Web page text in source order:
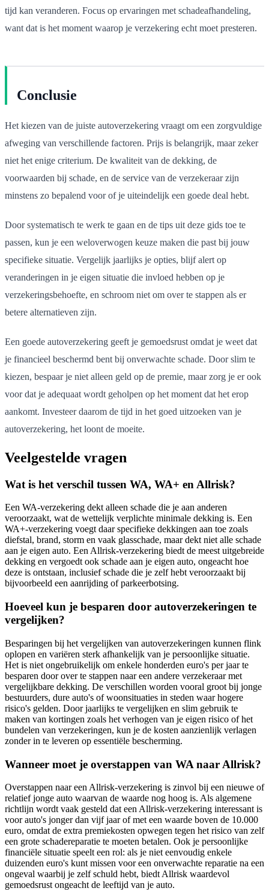
tijd kan veranderen. Focus op ervaringen met schadeafhandeling,
want dat is het moment waarop je verzekering echt moet presteren.
Conclusie
Het kiezen van de juiste autoverzekering vraagt om een zorgvuldige
afweging van verschillende factoren. Prijs is belangrijk, maar zeker
niet het enige criterium. De kwaliteit van de dekking, de
voorwaarden bij schade, en de service van de verzekeraar zijn
minstens zo bepalend voor of je uiteindelijk een goede deal hebt.
Door systematisch te werk te gaan en de tips uit deze gids toe te
passen, kun je een weloverwogen keuze maken die past bij jouw
specifieke situatie. Vergelijk jaarlijks je opties, blijf alert op
veranderingen in je eigen situatie die invloed hebben op je
verzekeringsbehoefte, en schroom niet om over te stappen als er
betere alternatieven zijn.
Een goede autoverzekering geeft je gemoedsrust omdat je weet dat
je financieel beschermd bent bij onverwachte schade. Door slim te
kiezen, bespaar je niet alleen geld op de premie, maar zorg je er ook
voor dat je adequaat wordt geholpen op het moment dat het erop
aankomt. Investeer daarom de tijd in het goed uitzoeken van je
autoverzekering, het loont de moeite.
Veelgestelde vragen
Wat is het verschil tussen WA, WA+ en Allrisk?
Een WA-verzekering dekt alleen schade die je aan anderen
veroorzaakt, wat de wettelijk verplichte minimale dekking is. Een
WA+-verzekering voegt daar specifieke dekkingen aan toe zoals
diefstal, brand, storm en vaak glasschade, maar dekt niet alle schade
aan je eigen auto. Een Allrisk-verzekering biedt de meest uitgebreide
dekking en vergoedt ook schade aan je eigen auto, ongeacht hoe
deze is ontstaan, inclusief schade die je zelf hebt veroorzaakt bij
bijvoorbeeld een aanrijding of parkeerbotsing.
Hoeveel kun je besparen door autoverzekeringen te
vergelijken?
Besparingen bij het vergelijken van autoverzekeringen kunnen flink
oplopen en variëren sterk afhankelijk van je persoonlijke situatie.
Het is niet ongebruikelijk om enkele honderden euro's per jaar te
besparen door over te stappen naar een andere verzekeraar met
vergelijkbare dekking. De verschillen worden vooral groot bij jonge
bestuurders, dure auto's of woonsituaties in steden waar hogere
risico's gelden. Door jaarlijks te vergelijken en slim gebruik te
maken van kortingen zoals het verhogen van je eigen risico of het
bundelen van verzekeringen, kun je de kosten aanzienlijk verlagen
zonder in te leveren op essentiële bescherming.
Wanneer moet je overstappen van WA naar Allrisk?
Overstappen naar een Allrisk-verzekering is zinvol bij een nieuwe of
relatief jonge auto waarvan de waarde nog hoog is. Als algemene
richtlijn wordt vaak gesteld dat een Allrisk-verzekering interessant is
voor auto's jonger dan vijf jaar of met een waarde boven de 10.000
euro, omdat de extra premiekosten opwegen tegen het risico van zelf
een grote schadereparatie te moeten betalen. Ook je persoonlijke
financiële situatie speelt een rol: als je niet eenvoudig enkele
duizenden euro's kunt missen voor een onverwachte reparatie na een
ongeval waarbij je zelf schuld hebt, biedt Allrisk waardevol
gemoedsrust ongeacht de leeftijd van je auto.